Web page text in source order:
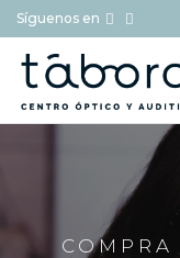
Síguenos en
COMPRA